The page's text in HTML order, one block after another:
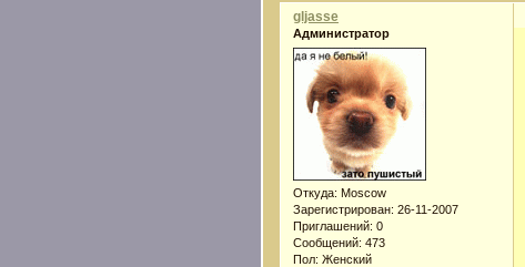
gljasse
Администратор
Откуда: Moscow
Зарегистрирован: 26-11-2007
Приглашений: 0
Сообщений: 473
Пол: Женский